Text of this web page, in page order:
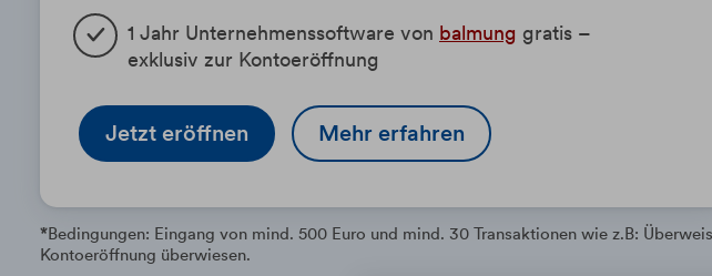
1 Jahr Unternehmenssoftware von balmung gratis –
exklusiv zur Kontoeröffnung
Jetzt eröffnen Mehr erfahren
*Bedingungen: Eingang von mind. 500 Euro und mind. 30 Transaktionen wie z.B:
Kontoeröffnung überwiesen.